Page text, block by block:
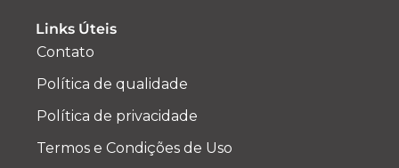
Links Úteis
Contato
Política de qualidade
Política de privacidade
Termos e Condições de Uso